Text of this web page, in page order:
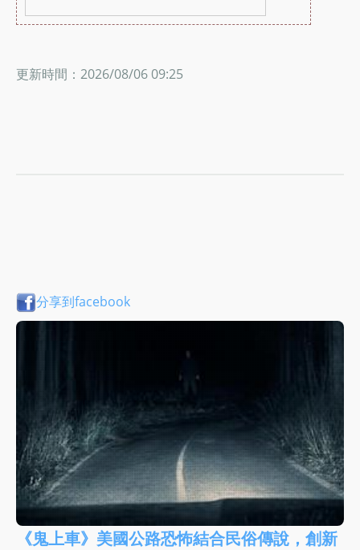
更新時間：2026/08/06 09:25
分享到facebook
《鬼上車》美國公路恐怖結合民俗傳說，創新